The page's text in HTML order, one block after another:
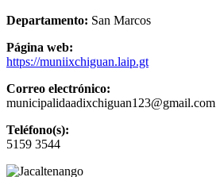
Departamento: San Marcos
Página web:
https://muniixchiguan.laip.gt
Correo electrónico:
municipalidaadixchiguan123@gmail.com
Teléfono(s):
5159 3544